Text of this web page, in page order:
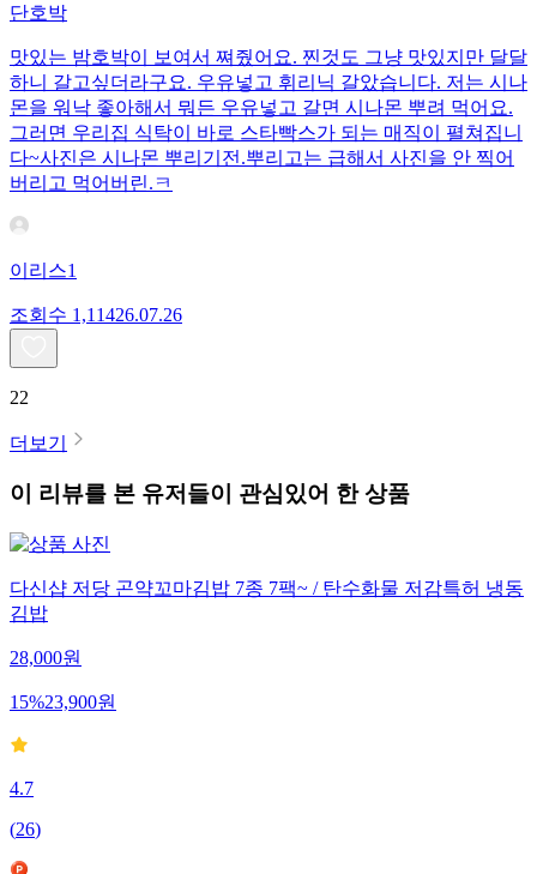
단호박
맛있는 밤호박이 보여서 쪄줬어요. 찐것도 그냥 맛있지만 달달
하니 갈고싶더라구요. 우유넣고 휘리닉 갈았습니다. 저는 시나
몬을 워낙 좋아해서 뭐든 우유넣고 갈면 시나몬 뿌려 먹어요.
그러면 우리집 식탁이 바로 스타빡스가 되는 매직이 펼쳐집니
다~사진은 시나몬 뿌리기전.뿌리고는 급해서 사진을 안 찍어
버리고 먹어버린.ㅋ
이리스1
조회수 1,11426.07.26
22
더보기
이 리뷰를 본 유저들이 관심있어 한 상품
다신샵 저당 곤약꼬마김밥 7종 7팩~ / 탄수화물 저감특허 냉동
김밥
28,000원
15%23,900원
4.7
(26)